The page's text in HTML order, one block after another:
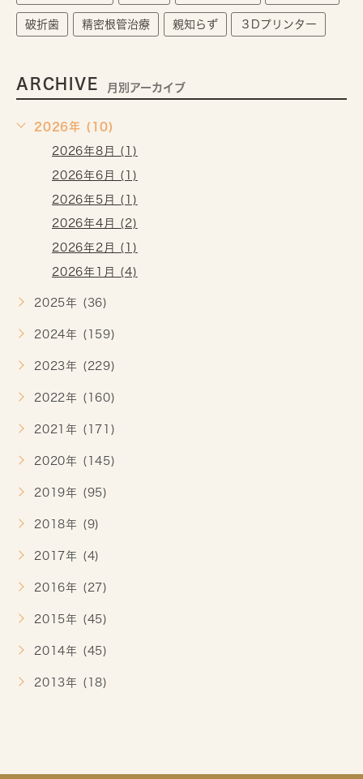
破折歯 精密根管治療 親知らず ３Dプリンター
ARCHIVE 月別アーカイブ
2026年 (10)
2026年8月 (1)
2026年6月 (1)
2026年5月 (1)
2026年4月 (2)
2026年2月 (1)
2026年1月 (4)
2025年 (36)
2024年 (159)
2023年 (229)
2022年 (160)
2021年 (171)
2020年 (145)
2019年 (95)
2018年 (9)
2017年 (4)
2016年 (27)
2015年 (45)
2014年 (45)
2013年 (18)